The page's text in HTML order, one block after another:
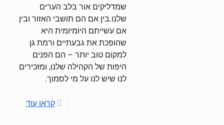
שמדליקים אור בלב הערים
שלנו.בין אם הם תושבי האזור ובין
אם עשייתם היומיומית היא
שהופכת את גבעתיים ורמת גן
למקום טוב יותר – הם הפנים
היפות של הקהילה שלנו, ומזכירים
לנו שיש לנו על מי לסמוך.
קראו עוד